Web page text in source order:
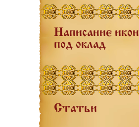
Написание икон
под оклад
Статьи